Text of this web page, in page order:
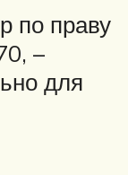
по праву
–
для